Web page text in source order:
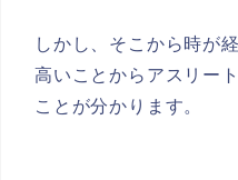
しかし、そこから時が
高いことからアスリー
ことが分かります。